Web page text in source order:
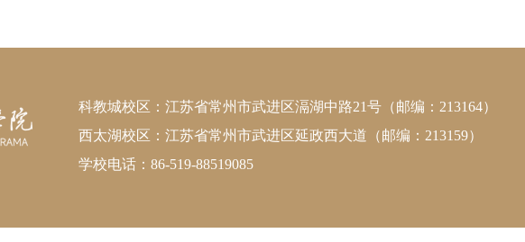
科教城校区：江苏省常州市武进区滆湖中路21号（邮编：213164）
西太湖校区：江苏省常州市武进区延政西大道（邮编：213159）
学校电话：86-519-88519085